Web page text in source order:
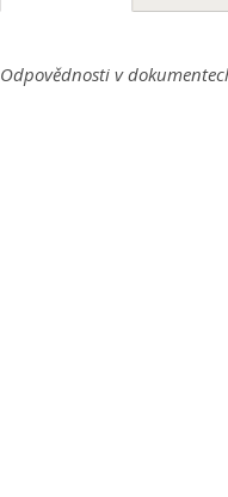
Odpovědnosti v